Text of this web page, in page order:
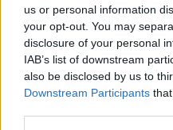
us or personal information
your opt-out. You may
disclosure of your personal
IAB’s list of downstream
also be disclosed by us to
Downstream Participants